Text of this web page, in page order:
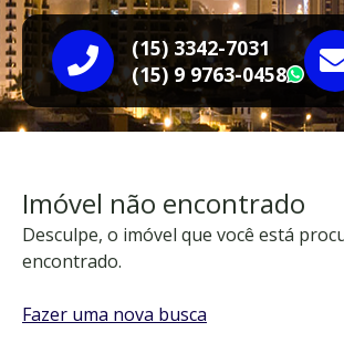
(15) 3342-7031
(15) 9 9763-0458
Imóvel não encontrado
Desculpe, o imóvel que você está
encontrado.
Fazer uma nova busca